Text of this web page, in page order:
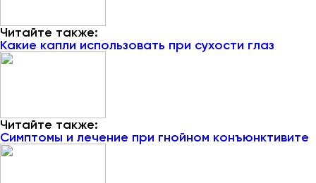
Читайте также:
Какие капли использовать при сухости глаз
Читайте также:
Симптомы и лечение при гнойном конъюнктивите